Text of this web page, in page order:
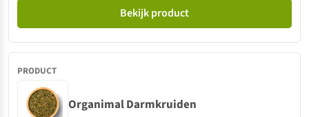
Bekijk product
Organimal Darmkruiden